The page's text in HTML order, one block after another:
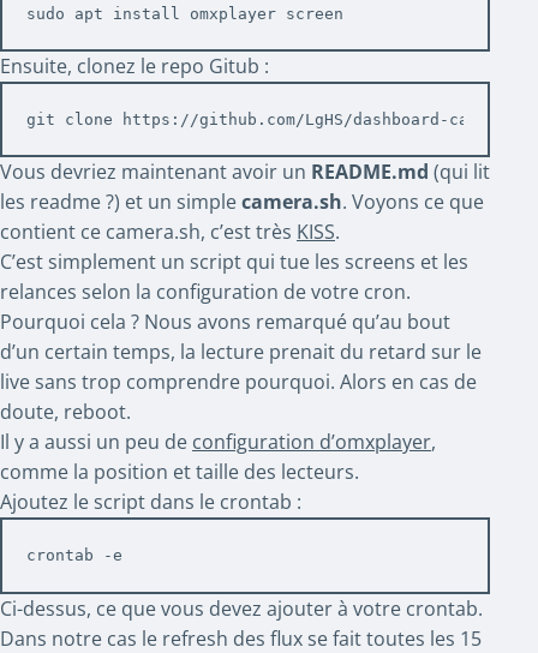
sudo apt install omxplayer screen
Ensuite, clonez le repo Gitub :
git clone https://github.com/LgHS/dashboard-camera-
Vous devriez maintenant avoir un README.md (qui lit
les readme ?) et un simplecamera.sh. Voyons ce que
contient ce camera.sh, c’est très KISS.
C’est simplement un script qui tue les screens et les
relances selon la configuration de votre cron.
Pourquoi cela ? Nous avons remarqué qu’au bout
d’un certain temps, la lecture prenait du retard sur le
live sans trop comprendre pourquoi. Alors en cas de
doute, reboot.
Il y a aussi un peu de configuration d’omxplayer,
comme la position et taille des lecteurs.
Ajoutez le script dans le crontab :
crontab -e
Ci-dessus, ce que vous devez ajouter à votre crontab.
Dans notre cas le refresh des flux se fait toutes les 15